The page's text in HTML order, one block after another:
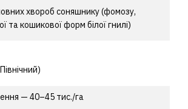
хвороб соняшнику (фомозу,
та кошикової форм білої гнилі)
— 40–45 тис./га